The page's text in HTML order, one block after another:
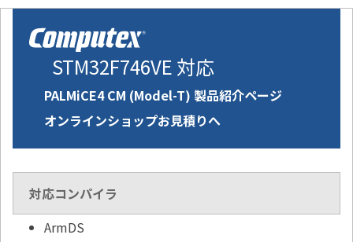
STM32F746VE 対応
PALMiCE4 CM (Model-T) 製品紹介ページ
オンラインショップお見積りへ
対応コンパイラ
ArmDS